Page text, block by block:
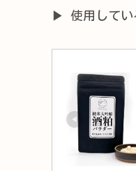
▶ 使用してい